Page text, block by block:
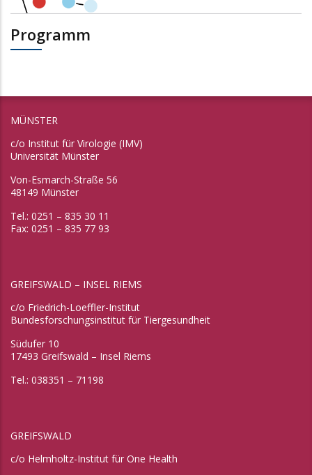
Programm
MÜNSTER
c/o Institut für Virologie (IMV)
Universität Münster
Von-Esmarch-Straße 56
48149 Münster
Tel.: 0251 – 835 30 11
Fax: 0251 – 835 77 93
GREIFSWALD – INSEL RIEMS
c/o Friedrich-Loeffler-Institut
Bundesforschungsinstitut für Tiergesundheit
Südufer 10
17493 Greifswald – Insel Riems
Tel.: 038351 – 71198
GREIFSWALD
c/o Helmholtz-Institut für One Health